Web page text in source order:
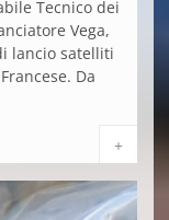
Tecnico dei
Vega,
lancio satelliti
Da
+